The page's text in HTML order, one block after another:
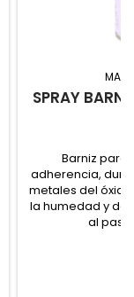
SPRAY
Barniz para
adherencia,
metales del
la humedad y
al